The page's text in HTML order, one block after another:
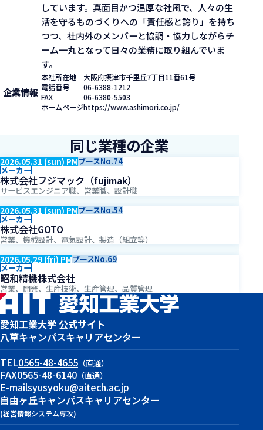
しています。真面目かつ温厚な社風で、人々の生
活を守るものづくりへの「責任感と誇り」を持ち
つつ、社内外のメンバーと協調・協力しながらチ
ーム一丸となって日々の業務に取り組んでいま
す。
企業情報
本社所在地
大阪府摂津市千里丘7丁目11番61号
電話番号
06-6388-1212
FAX
06-6380-5503
ホームページhttps://www.ashimori.co.jp/
同じ業種の企業
2026.05.31 (sun) PMブースNo.74
メーカー
株式会社フジマック（fujimak）
サービスエンジニア職、営業職、設計職
2026.05.31 (sun) PMブースNo.54
メーカー
株式会社GOTO
営業、機械設計、電気設計、製造（組立等）
2026.05.29 (fri) PMブースNo.69
メーカー
昭和精機株式会社
営業、開発、生産技術、生産管理、品質管理
愛知工業大学 公式サイト
八草キャンパスキャリアセンター
TEL0565-48-4655 （直通）
FAX0565-48-6140 （直通）
E-mailsyusyoku@aitech.ac.jp
自由ヶ丘キャンパスキャリアセンター
(経営情報システム専攻)